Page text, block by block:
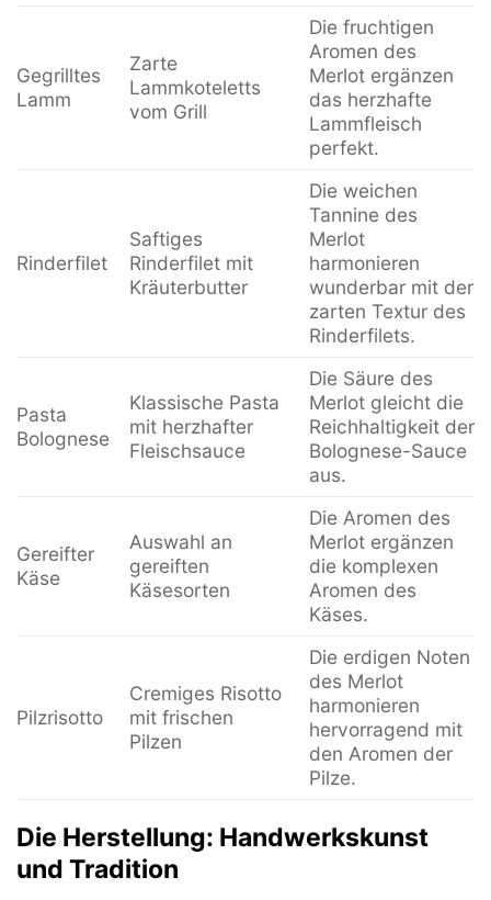
Gegrilltes
Lamm
Zarte
Lammkoteletts
vom Grill
Die fruchtigen
Aromen des
Merlot ergänzen
das herzhafte
Lammfleisch
perfekt.
Rinderfilet
Saftiges
Rinderfilet mit
Kräuterbutter
Die weichen
Tannine des
Merlot
harmonieren
wunderbar mit der
zarten Textur des
Rinderfilets.
Pasta
Bolognese
Klassische Pasta
mit herzhafter
Fleischsauce
Die Säure des
Merlot gleicht die
Reichhaltigkeit der
Bolognese-Sauce
aus.
Gereifter
Käse
Auswahl an
gereiften
Käsesorten
Die Aromen des
Merlot ergänzen
die komplexen
Aromen des
Käses.
Pilzrisotto
Cremiges Risotto
mit frischen
Pilzen
Die erdigen Noten
des Merlot
harmonieren
hervorragend mit
den Aromen der
Pilze.
Die Herstellung: Handwerkskunst
und Tradition